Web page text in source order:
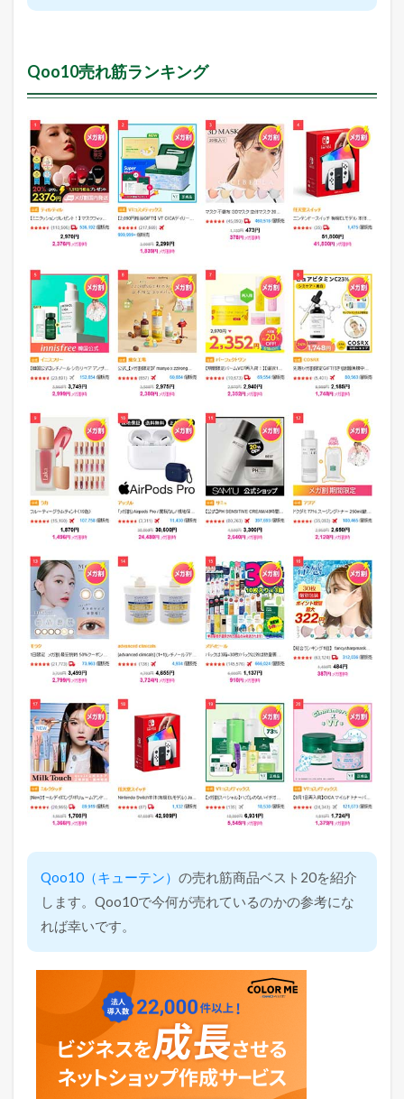
Qoo10売れ筋ランキング
Qoo10（キューテン）の売れ筋商品ベスト20を紹介
します。Qoo10で今何が売れているのかの参考にな
れば幸いです。